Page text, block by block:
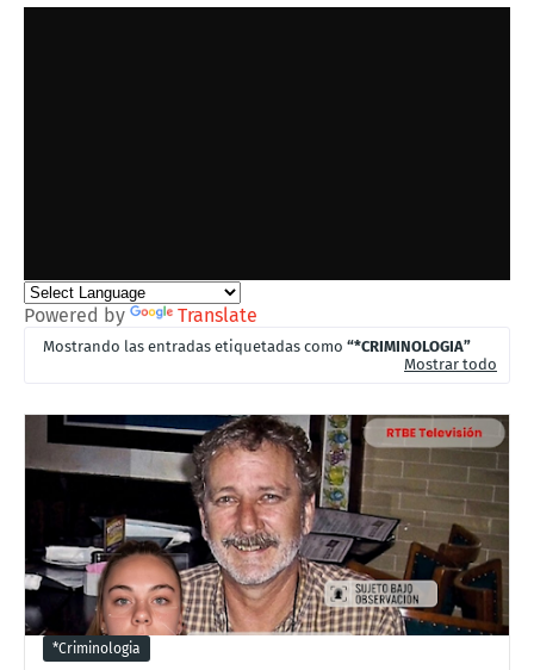
Powered by Translate
Mostrando las entradas etiquetadas como
*CRIMINOLOGIA
Mostrar todo
*criminologia